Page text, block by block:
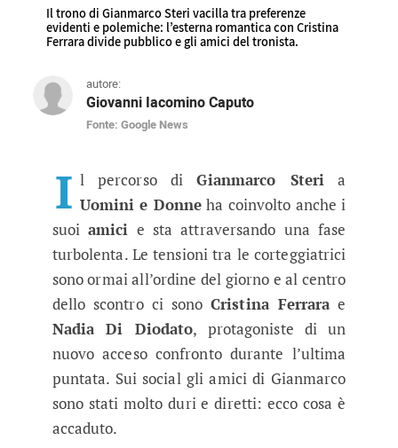
Il trono di Gianmarco Steri vacilla tra preferenze
evidenti e polemiche: l’esterna romantica con Cristina
Ferrara divide pubblico e gli amici del tronista.
autore:
Giovanni Iacomino Caputo
Fonte: Google News
Uomini e Donne, gli amici di
I l percorso diGianmarco Steri a
Uomini e Donne ha coinvolto anche i
suoiamici e sta attraversando una fase
turbolenta. Le tensioni tra le corteggiatrici
sono ormai all’ordine del giorno e al centro
dello scontro ci sonoCristina Ferrarae
Nadia Di Diodato, protagoniste di un
nuovo acceso confronto durante l’ultima
puntata. Sui social gli amici di Gianmarco
sono stati molto duri e diretti: ecco cosa è
accaduto.